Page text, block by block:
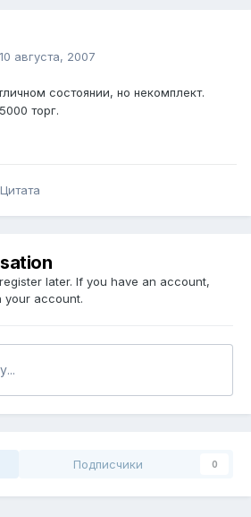
10 августа, 2007
состоянии, но некомплект.
торг.
Цитата
later. If you have an account,
your account.
Подписчики 0